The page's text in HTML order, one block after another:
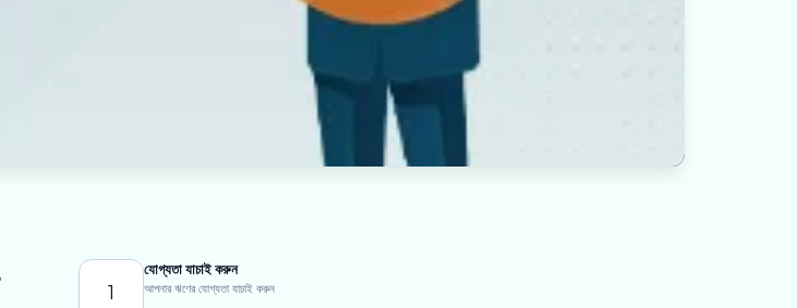
1
যোগ্যতা যাচাই করুন
আপনার ঋণের যোগ্যতা যাচাই করুন